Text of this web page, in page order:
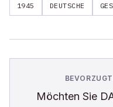
1945 DEUTSCHE
Möchten Sie